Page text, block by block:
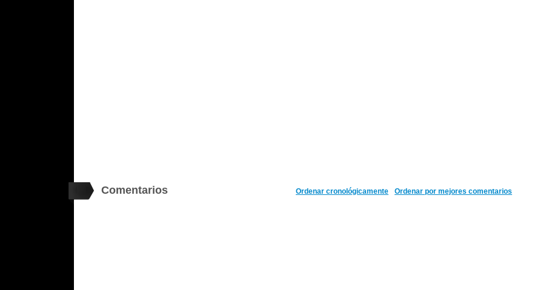
Comentarios Ordenar por mejores comentarios
Ordenar cronológicamente